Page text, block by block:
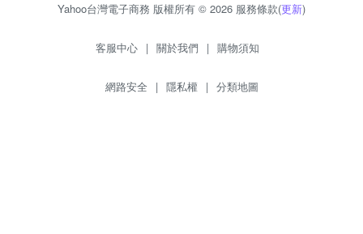
Yahoo台灣電子商務 版權所有 © 2026 服務條款(更新)
客服中心 | 關於我們 | 購物須知
網路安全 | 隱私權 | 分類地圖